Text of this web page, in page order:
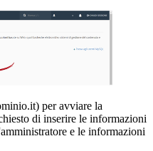
per avviare la
di inserire le informazioni
e le informazioni